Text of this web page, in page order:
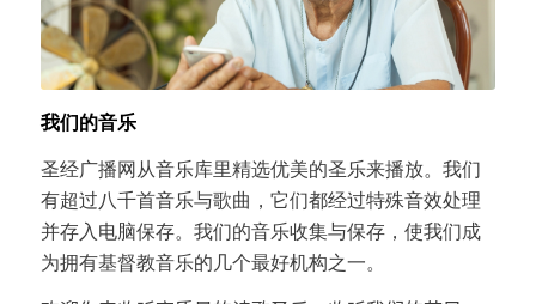
我们的音乐
圣经广播网从音乐库里精选优美的圣乐来播放。我们
有超过八千首音乐与歌曲，它们都经过特殊音效处理
并存入电脑保存。我们的音乐收集与保存，使我们成
为拥有基督教音乐的几个最好机构之一。